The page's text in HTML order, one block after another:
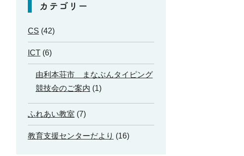
カテゴリー
CS (42)
ICT(6)
由利本荘市 まなぶんタイピング
競技会のご案内 (1)
ふれあい教室 (7)
教育支援センターだより (16)